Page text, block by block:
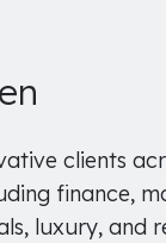
clients
finance,
luxury, and